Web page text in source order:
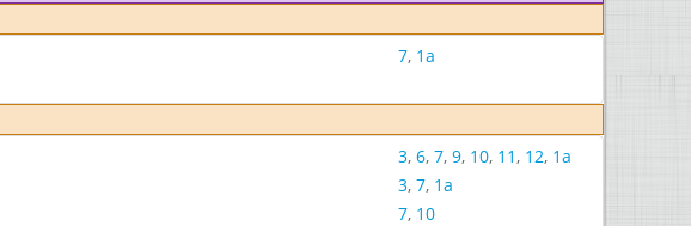
7, 1a
3, 6, 7, 9, 10, 11, 12, 1a
3, 7, 1a
7, 10